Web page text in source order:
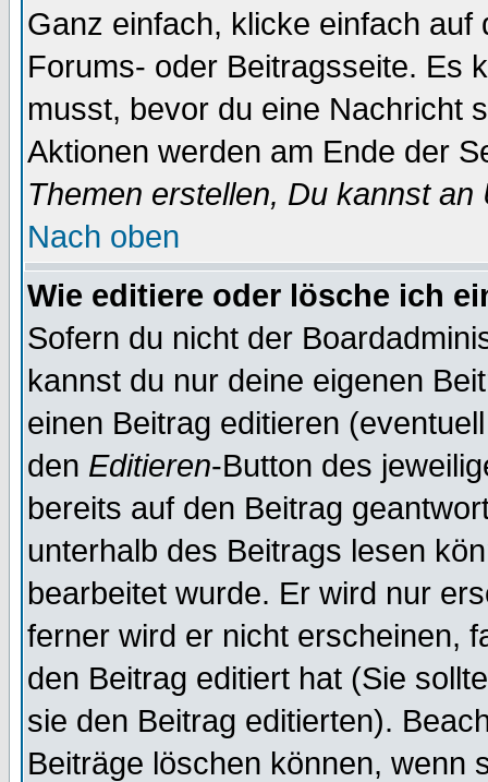
Ganz einfach, klicke einfach
Forums- oder Beitragsseite. Es
musst, bevor du eine Nachricht
Aktionen werden am Ende der
Themen erstellen, Du kannst
Nach oben
Wie editiere oder lösche ich
Sofern du nicht der
kannst du nur deine eigenen
einen Beitrag editieren
den Editieren-Button des
bereits auf den Beitrag
unterhalb des Beitrags lesen
bearbeitet wurde. Er wird nur
ferner wird er nicht erscheinen,
den Beitrag editiert hat (Sie
sie den Beitrag editierten).
Beiträge löschen können, wenn